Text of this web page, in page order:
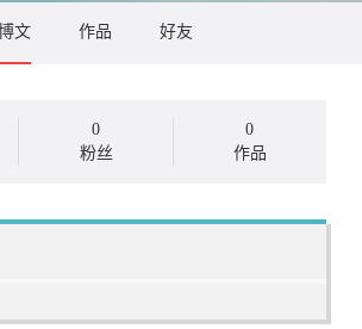
文 作品 好友
0
粉丝
0
作品